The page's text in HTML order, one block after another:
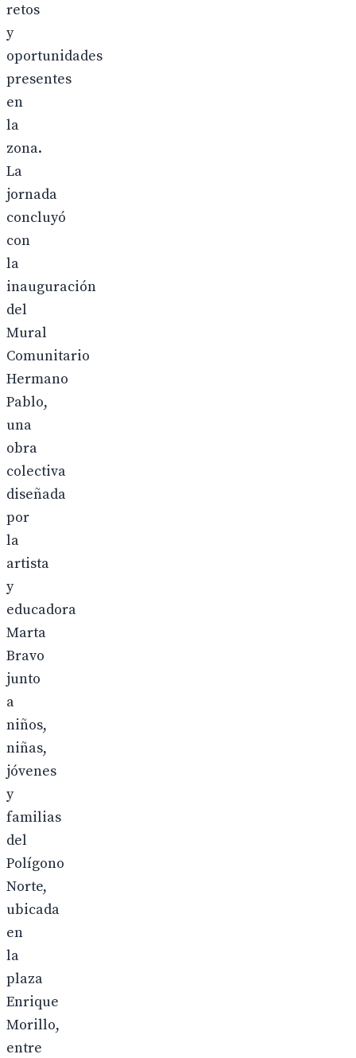
retos
y
oportunidades
presentes
en
la
zona.
La
jornada
concluyó
con
la
inauguración
del
Mural
Comunitario
Hermano
Pablo,
una
obra
colectiva
diseñada
por
la
artista
y
educadora
Marta
Bravo
junto
a
niños,
niñas,
jóvenes
y
familias
del
Polígono
Norte,
ubicada
en
la
plaza
Enrique
Morillo,
entre